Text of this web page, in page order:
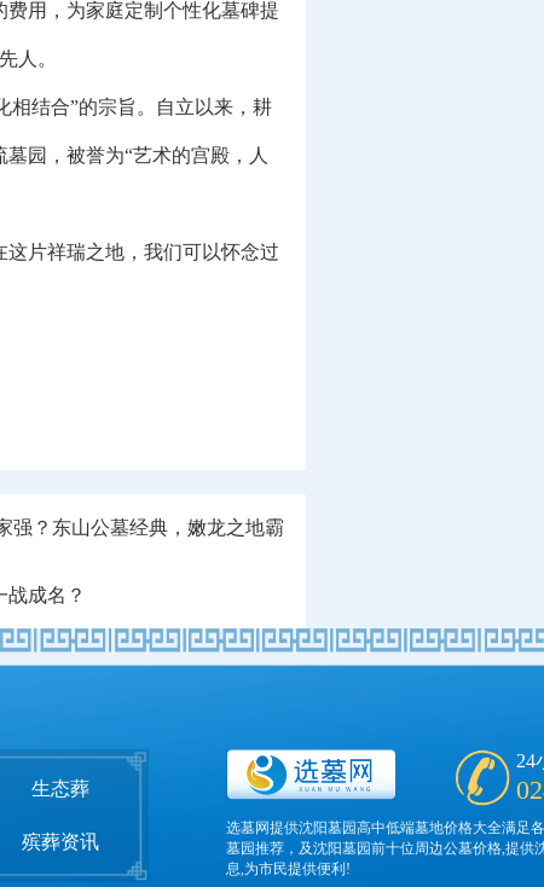
用，为家庭定制个性化墓碑提
人。
结合”的宗旨。自立以来，耕
园，被誉为“艺术的宫殿，人
片祥瑞之地，我们可以怀念过
强？东山公墓经典，嫩龙之地霸
战成名？
生态葬
殡葬资讯
24
选墓网提供沈阳墓园高中低端墓地价格大全满足
墓园推荐，及沈阳墓园前十位周边公墓价格,提供
息,为市民提供便利!